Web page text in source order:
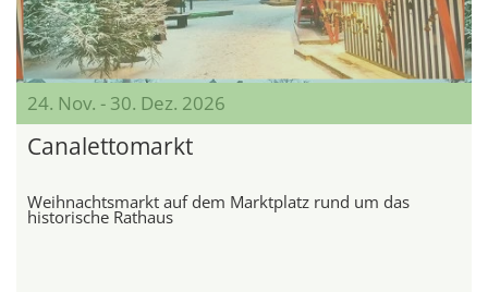
24. Nov. - 30. Dez. 2026
Canalettomarkt
Weihnachtsmarkt auf dem Marktplatz rund um das
historische Rathaus